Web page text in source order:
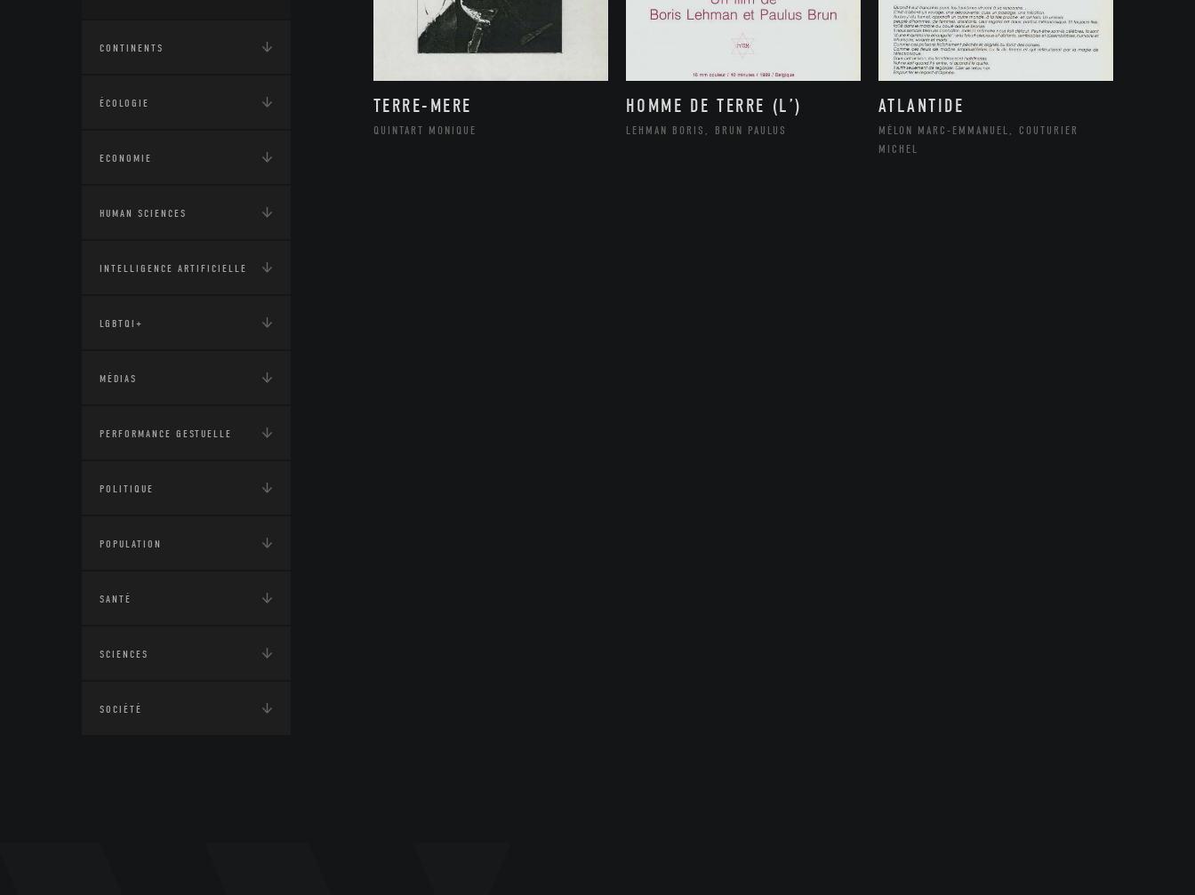
CONTINENTS
ÉCOLOGIE
ECONOMIE
HUMAN SCIENCES
INTELLIGENCE ARTIFICIELLE
LGBTQI+
MÉDIAS
PERFORMANCE GESTUELLE
POLITIQUE
POPULATION
SANTÉ
SCIENCES
SOCIÉTÉ
TERRE-MERE
QUINTART MONIQUE
HOMME DE TERRE (L’)
LEHMAN BORIS, BRUN PAULUS
ATLANTIDE
MÉLON MARC-EMMANUEL, COUTURIER
MICHEL